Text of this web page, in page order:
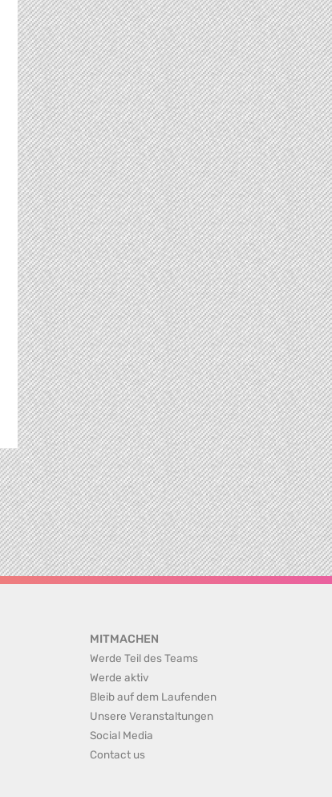
MITMACHEN
Werde Teil des Teams
Werde aktiv
Bleib auf dem Laufenden
Unsere Veranstaltungen
Social Media
Contact us